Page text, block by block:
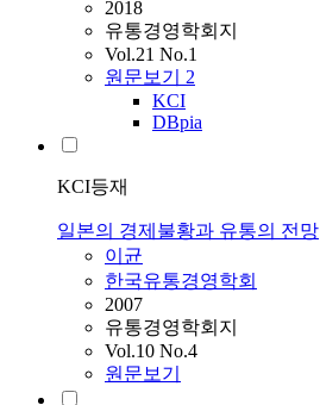
2018
유통경영학회지
Vol.21 No.1
원문보기 2
KCI
DBpia
KCI등재
일본의 경제불황과 유통의 전망
이균
한국유통경영학회
2007
유통경영학회지
Vol.10 No.4
원문보기